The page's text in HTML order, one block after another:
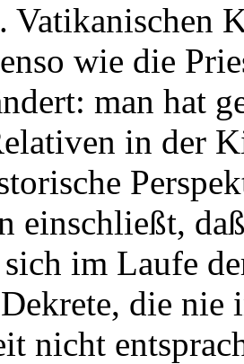
Vatikanischen
wie die
man hat
in der
einschließt,
im Laufe
die
nicht